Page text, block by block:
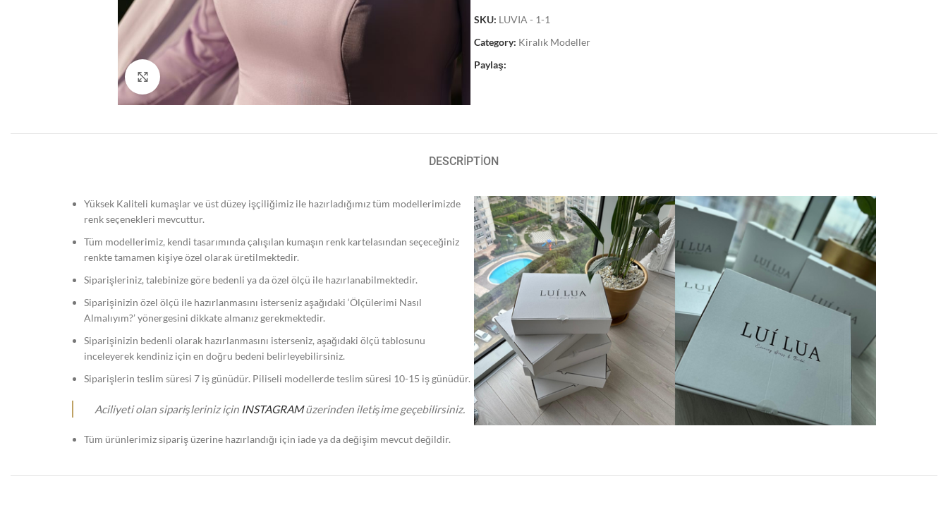
Resmi Büyüt
SKU: LUVIA - 1-1
Category: Kiralık Modeller
Paylaş:
DESCRIPTION
Yüksek Kaliteli kumaşlar ve üst düzey işçiliğimiz ile hazırladığımız tüm modellerimizde
renk seçenekleri mevcuttur.
Tüm modellerimiz, kendi tasarımında çalışılan kumaşın renk kartelasından seçeceğiniz
renkte tamamen kişiye özel olarak üretilmektedir.
Siparişleriniz, talebinize göre bedenli ya da özel ölçü ile hazırlanabilmektedir.
Siparişinizin özel ölçü ile hazırlanmasını isterseniz aşağıdaki ‘Ölçülerimi Nasıl
Almalıyım?’ yönergesini dikkate almanız gerekmektedir.
Siparişinizin bedenli olarak hazırlanmasını isterseniz, aşağıdaki ölçü tablosunu
inceleyerek kendiniz için en doğru bedeni belirleyebilirsiniz.
Siparişlerin teslim süresi 7 iş günüdür. Piliseli modellerde teslim süresi 10-15 iş günüdür.
Aciliyeti olan siparişleriniz için INSTAGRAMüzerinden iletişime geçebilirsiniz.
Tüm ürünlerimiz sipariş üzerine hazırlandığı için iade ya da değişim mevcut değildir.